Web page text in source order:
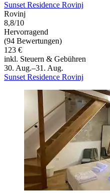
Sunset Residence Rovinj
Rovinj
8,8/10
Hervorragend
(94 Bewertungen)
123 €
inkl. Steuern & Gebühren
30. Aug.–31. Aug.
Sunset Residence Rovinj